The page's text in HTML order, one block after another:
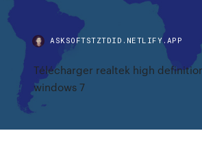
ASKSOFTSTZTDID.NETLIFY.APP
Télécharger realtek high
windows 7